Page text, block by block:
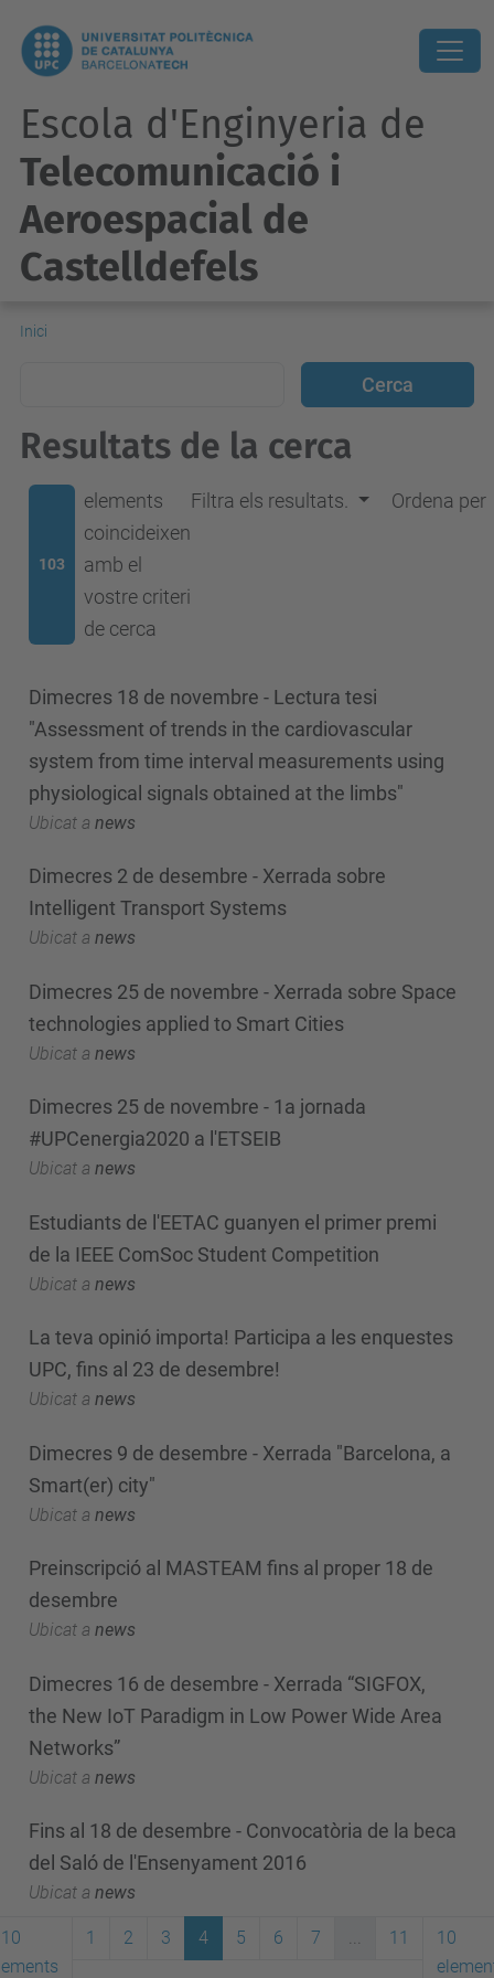
Escola d'Enginyeria de
Telecomunicació i
Aeroespacial de
Castelldefels
Inici
Resultats de la cerca
103
elements
coincideixen
amb el
vostre criteri
de cerca
Filtra els resultats. Ordena per
Dimecres 18 de novembre - Lectura tesi
"Assessment of trends in the cardiovascular
system from time interval measurements using
physiological signals obtained at the limbs"
Ubicat a news
Dimecres 2 de desembre - Xerrada sobre
Intelligent Transport Systems
Ubicat a news
Dimecres 25 de novembre - Xerrada sobre Space
technologies applied to Smart Cities
Ubicat a news
Dimecres 25 de novembre - 1a jornada
#UPCenergia2020 a l'ETSEIB
Ubicat a news
Estudiants de l'EETAC guanyen el primer premi
de la IEEE ComSoc Student Competition
Ubicat a news
La teva opinió importa! Participa a les enquestes
UPC, fins al 23 de desembre!
Ubicat a news
Dimecres 9 de desembre - Xerrada "Barcelona, a
Smart(er) city"
Ubicat a news
Preinscripció al MASTEAM fins al proper 18 de
desembre
Ubicat a news
Dimecres 16 de desembre - Xerrada “SIGFOX,
the New IoT Paradigm in Low Power Wide Area
Networks”
Ubicat a news
Fins al 18 de desembre - Convocatòria de la beca
del Saló de l'Ensenyament 2016
Ubicat a news
10
1 2 3 4 5 6 7 ... 11
10